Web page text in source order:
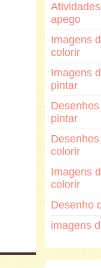
apego
Imagens
colorir
Imagens
pintar
pintar
colorir
Imagens
colorir
Desenho
imagens